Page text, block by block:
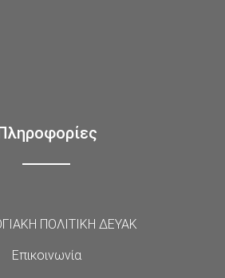
ΠΟΛΙΤΙΚΗ ΔΕΥΑΚ
Επικοινωνία